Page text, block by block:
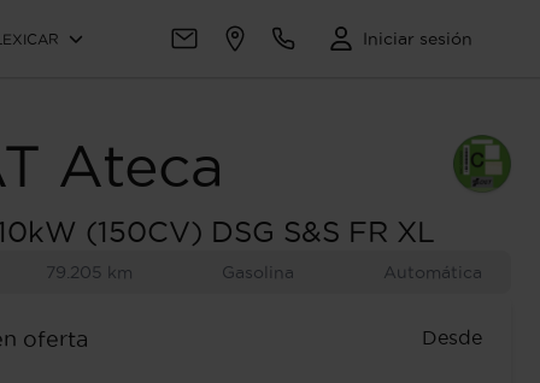
Iniciar sesión
Ateca
(150CV) DSG S&S FR XL
79.205 km Gasolina Automática
oferta
Desde